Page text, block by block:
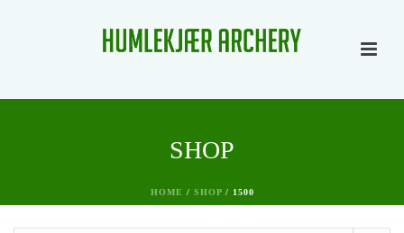
SHOP
HOME / SHOP/ 1500